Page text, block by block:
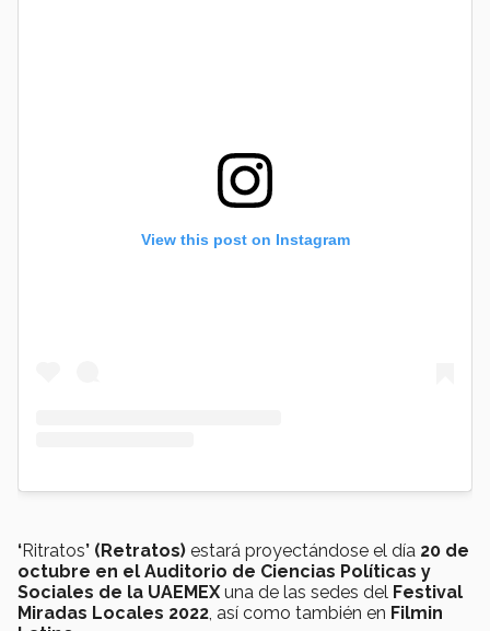
View this post on Instagram
‘Ritratos’ (Retratos) estará proyectándose el día 20 de
octubre en el Auditorio de Ciencias Políticas y
Sociales de la UAEMEXuna de las sedes del Festival
Miradas Locales 2022, así como también en Filmin